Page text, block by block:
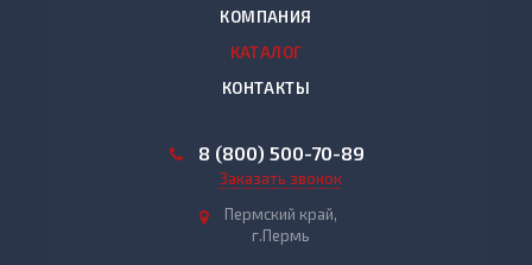
КОМПАНИЯ
КАТАЛОГ
КОНТАКТЫ
8 (800) 500-70-89
Заказать звонок
Пермский край,
г.Пермь